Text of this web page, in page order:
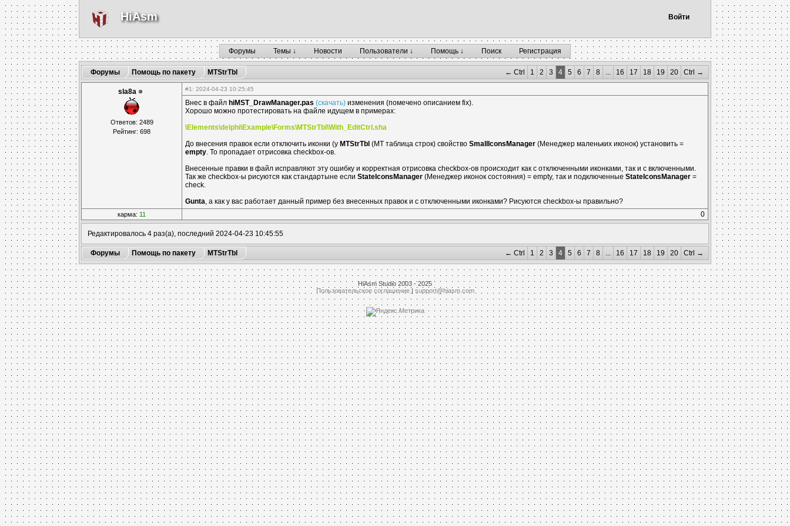
HiAsm Войти
Форумы Темы ↓ Новости Пользователи ↓ Помощь ↓ Поиск Регистрация
Форумы Помощь по пакету MTStrTbl ← Ctrl 1 2 3 4 5 6 7 8 ... 16 17 18 19 20 Ctrl →
sla8a
Ответов: 2489
Рейтинг: 698
#1 : 2024-04-23 10:25:45
Внес в файл hiMST_DrawManager.pas (скачать) изменения (помечено описанием fix).
Хорошо можно протестировать на файле идущем в примерах:
\Elements\delphi\Example\Forms\MTStrTbl\With_EditCtrl.sha
До внесения правок если отключить иконки (у MTStrTbl (MT таблица строк) свойствоSmallIconsManager (Менеджер маленьких иконок) установить =
empty. То пропадает отрисовка checkbox-ов.
Внесенные правки в файл исправляют эту ошибку и корректная отрисовка checkbox-ов происходит как с отключенными иконками, так и с включенными.
Так же checkbox-ы рисуются как стандартыне еслиStateIconsManager (Менеджер иконок состояния) = empty, так и подключенныеStateIconsManager =
check.
Gunta, а как у вас работает данный пример без внесенных правок и с отключенными иконками? Рисуются checkbox-ы правильно?
карма: 11 0
Редактировалось 4 раз(а), последний 2024-04-23 10:45:55
Форумы Помощь по пакету MTStrTbl ← Ctrl 1 2 3 4 5 6 7 8 ... 16 17 18 19 20 Ctrl →
HiAsm Studio 2003 - 2025
Пользовательское соглашение| support@hiasm.com